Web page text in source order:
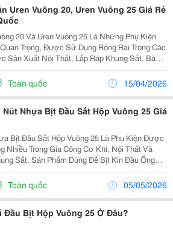
Uren Vuông 20, Uren Vuông 25 Giá Rẻ
20 Và Uren Vuông 25 Là Những Phụ Kiện
Trọng, Được Sử Dụng Rộng Rãi Trong Các
Sản Xuất Nội Thất, Lắp Ráp Khung Sắt, Bàn
Công Trình Dân Dụng Khác. Với Thiết Kế
Khả Năng Chịu Lực Tốt Và Dễ Dàng Lắp...
Toàn quốc 15/04/2026
Nút Nhựa Bịt Đầu Sắt Hộp Vuông 25 Giá
Bịt Đầu Sắt Hộp Vuông 25 Là Phụ Kiện Được
Nhiều Trong Gia Công Cơ Khí, Nội Thất Và
Sắt. Sản Phẩm Dùng Để Bịt Kín Đầu Ống
25X25Mm, Giúp Tăng Tính Thẩm Mỹ Và Hạn
Bẩn, Nước Lọt Vào Bên Trong Ống Thép.
Toàn quốc 05/05/2026
Đầu Bịt Hộp Vuông 25 Ở Đâu?